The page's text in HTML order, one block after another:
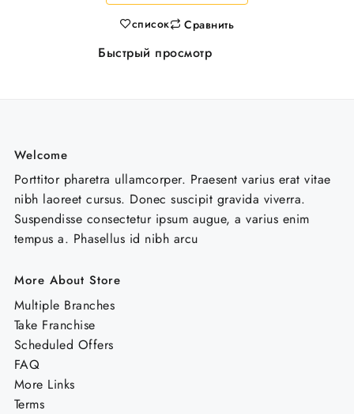
список Сравнить
Быстрый просмотр
Welcome
Porttitor pharetra ullamcorper. Praesent varius erat vitae
nibh laoreet cursus. Donec suscipit gravida viverra.
Suspendisse consectetur ipsum augue, a varius enim
tempus a. Phasellus id nibh arcu
More About Store
Multiple Branches
Take Franchise
Scheduled Offers
FAQ
More Links
Terms